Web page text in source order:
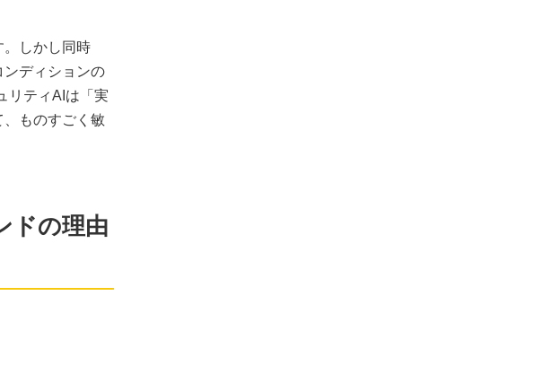
。しかし同時
ディションの
リティAIは「実
ものすごく敏
ドの理由